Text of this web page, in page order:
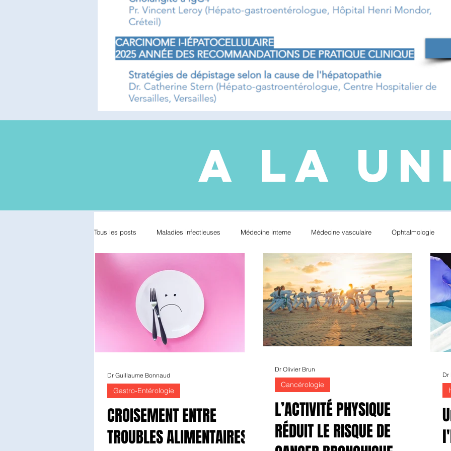
A LA
Tous les posts Maladies infectieuses Médecine interne Médecine vasculaire Ophtalmologie
Appareil locomoteur Néphrologie Rhumatologie Hématologie
Odontologie Réanimation Hépato-Gastro-entérologie Transplantation Orthopédie
Diabétologie Anatomie pathologique Psychiatrie
Endocrinologie
CROISEMENT ENTRE
TROUBLES ALIMENTAIRES
Gastro-Entérologie
Dr Guillaume Bonnaud
L’ACTIVITÉ PHYSIQUE
RÉDUIT LE RISQUE DE
Cancérologie
Dr Olivier Brun
Dr